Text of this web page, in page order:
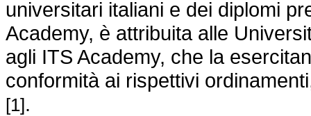
universitari italiani e dei diplomi
Academy, è attribuita alle
agli ITS Academy, che la
conformità ai rispettivi
[1].